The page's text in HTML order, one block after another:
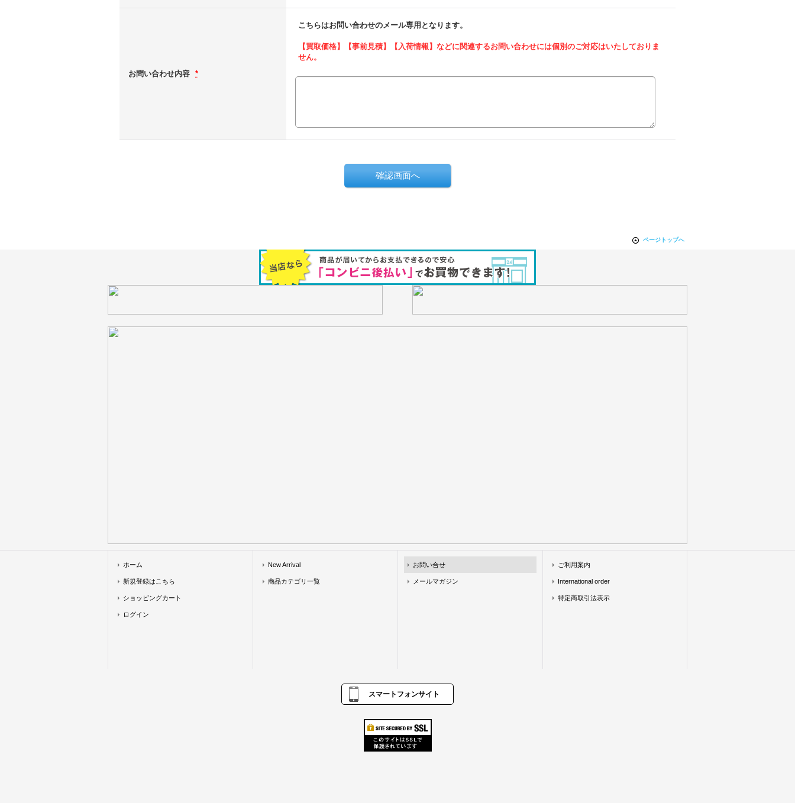
お問い合わせ内容 *
こちらはお問い合わせのメール専用となります。
【買取価格】【事前見積】【入荷情報】などに関連するお問い合わせには個別のご対応はいたしておりま
せん。
ページトップへ
ホーム
新規登録はこちら
ショッピングカート
ログイン
New Arrival
商品カテゴリ一覧
お問い合せ
メールマガジン
ご利用案内
International order
特定商取引法表示
スマートフォンサイト